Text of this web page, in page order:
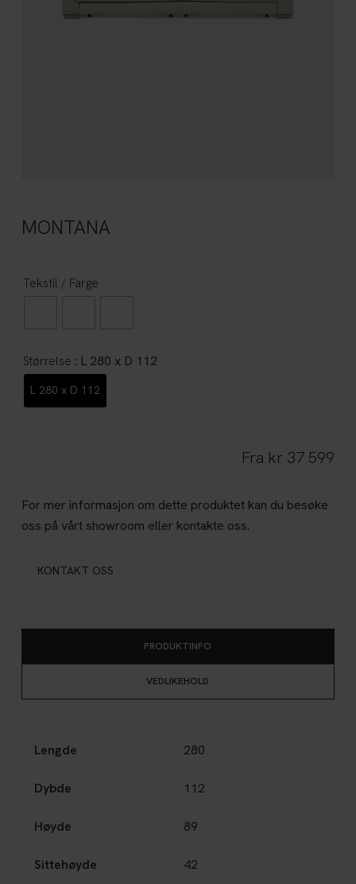
MONTANA
Fra kr 37 599
Tekstil / Farge
Størrelse : L 280 x D 112
L 280 x D 112
For mer informasjon om dette produktet kan du besøke
oss på vårt showroom eller kontakte oss.
KONTAKT OSS
PRODUKTINFO
VEDLIKEHOLD
Lengde 280
Dybde 112
Høyde 89
Sittehøyde 42